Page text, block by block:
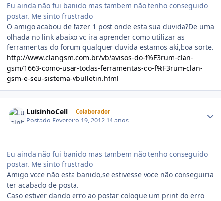
Eu ainda não fui banido mas tambem não tenho conseguido
postar. Me sinto frustrado
O amigo acabou de fazer 1 post onde esta sua duvida?De uma
olhada no link abaixo vc ira aprender como utilizar as
ferramentas do forum qualquer duvida estamos aki,boa sorte.
http://www.clangsm.com.br/vb/avisos-do-f%F3rum-clan-
gsm/1663-como-usar-todas-ferramentas-do-f%F3rum-clan-
gsm-e-seu-sistema-vbulletin.html
LuisinhoCell Colaborador
Postado Fevereiro 19, 2012 14 anos
Eu ainda não fui banido mas tambem não tenho conseguido
postar. Me sinto frustrado
Amigo voce não esta banido,se estivesse voce não conseguiria
ter acabado de posta.
Caso estiver dando erro ao postar coloque um print do erro